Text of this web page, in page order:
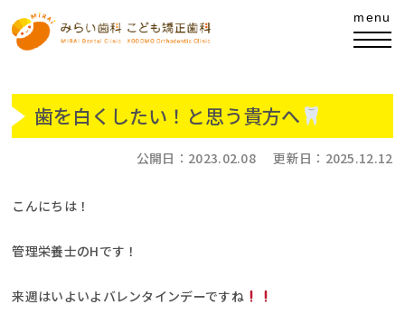
歯を白くしたい！と思う貴方へ
公開日： 2023.02.08 更新日： 2025.12.12
こんにちは！
管理栄養士のHです！
来週はいよいよバレンタインデーですね